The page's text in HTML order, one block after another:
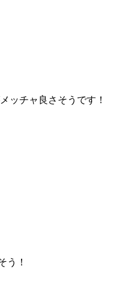
ッチャ良さそうです！
う！